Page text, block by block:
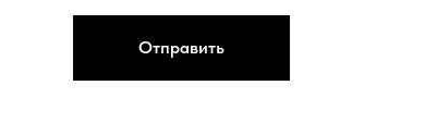
Отправить